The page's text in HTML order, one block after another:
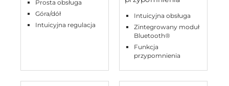
Prosta obsługa
Góra/dół
Intuicyjna regulacja
Intuicyjna obsługa
Zintegrowany moduł
Bluetooth®
Funkcja
przypomnienia